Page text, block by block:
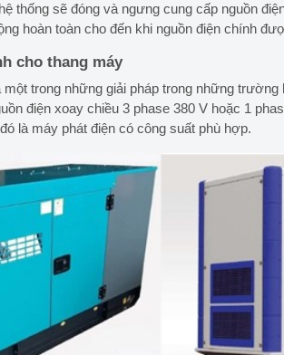
thống sẽ đóng và ngưng cung cấp nguồn
hoàn toàn cho đến khi nguồn điện chính
cho thang máy
một trong những giải pháp trong những
điện xoay chiều 3 phase 380 V hoặc 1
là máy phát điện có công suất phù hợp.